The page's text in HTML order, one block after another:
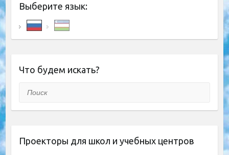
Выберите язык:
Что будем искать?
Поиск
Проекторы для школ и учебных центров